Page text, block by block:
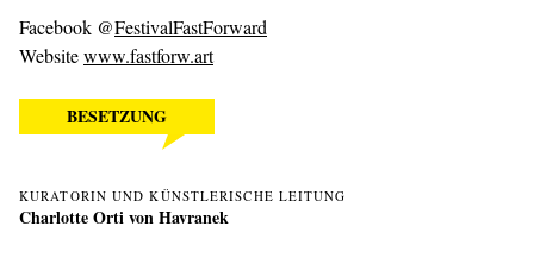
Facebook @FestivalFastForward
Websitewww.fastforw.art
BESETZUNG
KURATORIN UND KÜNSTLERISCHE LEITUNG
Charlotte Orti von Havranek